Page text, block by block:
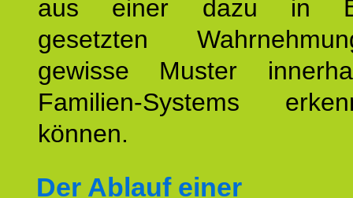
aus einer dazu in
gesetzten
gewisse Muster
Familien-Systems
können.
Der Ablauf einer